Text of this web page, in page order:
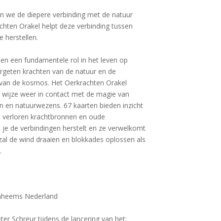
we de diepere verbinding met de natuur
Orakel helpt deze verbinding tussen
herstellen.
een fundamentele rol in het leven op
krachten van de natuur en de
de kosmos. Het Oerkrachten Orakel
weer in contact met de magie van
en natuurwezens. 67 kaarten bieden inzicht
krachtbronnen en oude
de verbindingen herstelt en ze verwelkomt
de wind draaien en blokkades oplossen als
Nederland
Schreur tijdens de lancering van het;